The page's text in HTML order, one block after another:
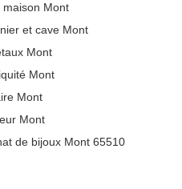
Mont
et cave Mont
Mont
Mont
Mont
Mont
de bijoux Mont 65510